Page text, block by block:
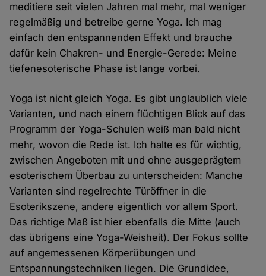
meditiere seit vielen Jahren mal mehr, mal weniger
regelmäßig und betreibe gerne Yoga. Ich mag
einfach den entspannenden Effekt und brauche
dafür kein Chakren- und Energie-Gerede: Meine
tiefenesoterische Phase ist lange vorbei.
Yoga ist nicht gleich Yoga. Es gibt unglaublich viele
Varianten, und nach einem flüchtigen Blick auf das
Programm der Yoga-Schulen weiß man bald nicht
mehr, wovon die Rede ist. Ich halte es für wichtig,
zwischen Angeboten mit und ohne ausgeprägtem
esoterischem Überbau zu unterscheiden: Manche
Varianten sind regelrechte Türöffner in die
Esoterikszene, andere eigentlich vor allem Sport.
Das richtige Maß ist hier ebenfalls die Mitte (auch
das übrigens eine Yoga-Weisheit). Der Fokus sollte
auf angemessenen Körperübungen und
Entspannungstechniken liegen. Die Grundidee,